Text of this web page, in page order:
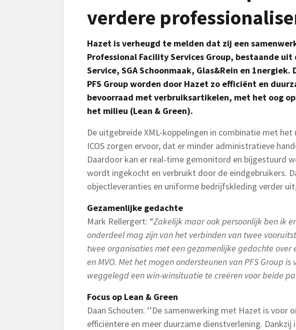
verdere
Hazet is verheugd te melden dat zij een
Professional Facility Services Group, bestaande
Service, SGA Schoonmaak, Glas&Rein en 1nergiek.
PFS Group worden door Hazet zo efficiënt en
bevoorraad met verbruiksartikelen, met het oog
het milieu (Lean & Green).
De uitgebreide XML-koppelingen in combinatie met
ICOS zorgen ervoor, dat er minder administratieve
Daardoor kan er real-time gemonitord en bijgestuurd
wordt ingekocht en verbruikt door de eindgebruikers.
objectleveranties en uniforme bedrijfskleding verder
Gezamenlijke gedachte
Mark Rellergert: “Zakelijk maar ook persoonlijk ben ik
onderdeel mag zijn van het verbinden van twee
twee organisaties met een gezamenlijke gedachte
en MVO. Met het mogen ondersteunen van PFS Group
weggelegd een win-winsituatie te creëren voor beide
Focus op Lean & Green
Daan Schouten: ‘’De samenwerking met Hazet is voor
efficiëntere en meer duurzame dienstverlening. Dankzij